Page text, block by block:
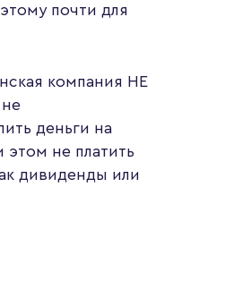
почти для
компания НЕ
деньги на
не платить
дивиденды или